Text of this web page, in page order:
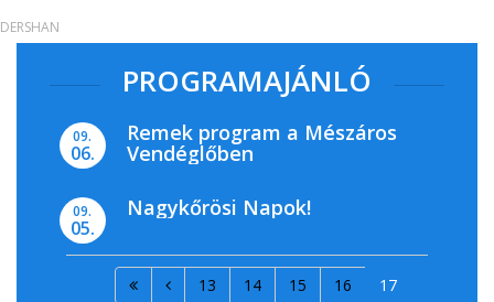
PROGRAMAJÁNLÓ
09.
06.
Remek program a Mészáros
Vendéglőben
09.
05.
Nagykőrösi Napok!
13 14 15 16 17
DERSHAN